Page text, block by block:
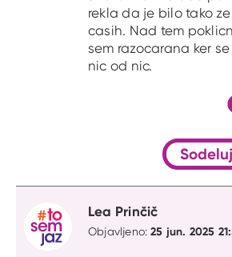
rekla da je bilo tako
casih. Nad tem
sem razocarana ker
nic od nic.
Lea Prinčič
Objavljeno:25 jun. 2025